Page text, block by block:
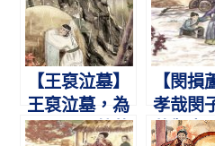
【王裒泣墓】
王裒泣墓，為
母畏雷。蓼莪
【閔損
孝哉閔
蘆禦車